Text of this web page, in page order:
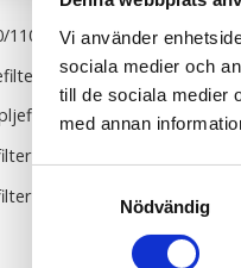
Vi använder
sociala medier och
till de sociala medier
med annan
Nödvändig
11000 - 200tim.
B-serv-11
B-serv-5
serv-12
serv-14